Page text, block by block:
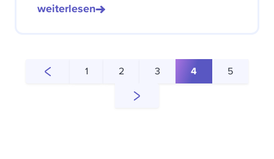
weiterlesen
1 2 3 4 5